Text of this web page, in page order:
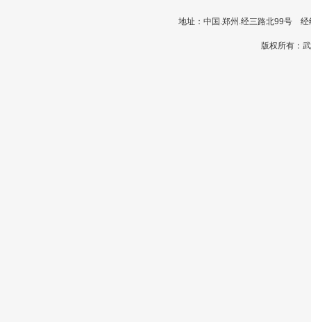
地址：中国.郑州.经三路北99号
版权所有：